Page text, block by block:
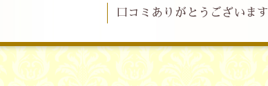
口コミありがとうございます